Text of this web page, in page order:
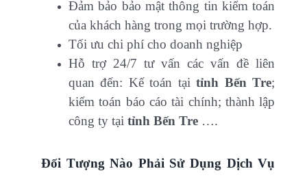
Đảm bảo bảo mật thông tin kiểm toán
của khách hàng trong mọi trường hợp.
Tối ưu chi phí cho doanh nghiệp
Hỗ trợ 24/7 tư vấn các vấn đề liên
quan đến: Kế toán tạitỉnh Bến Tre;
kiểm toán báo cáo tài chính; thành lập
công ty tại tỉnh Bến Tre ….
Đối Tượng Nào Phải Sử Dụng Dịch Vụ